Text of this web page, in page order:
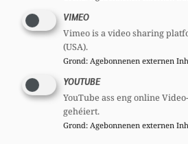
Hansen ënnerstrach.
Share
VIMEO
Vimeo is a video sharing
(USA).
Grond: Agebonnenen externen
YOUTUBE
YouTube ass eng online
gehéiert.
Grond: Agebonnenen externen